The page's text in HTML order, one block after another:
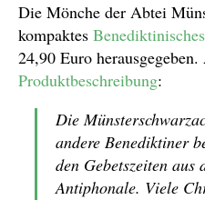
Die Mönche der Abtei
kompaktes
24,90 Euro herausgegeben.
Produktbeschreibung:
Die
andere Benediktiner
den Gebetszeiten aus
Antiphonale. Viele